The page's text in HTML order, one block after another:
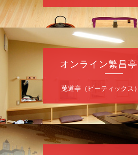
定 2F全席自由
前売2,000円 当日
当日共1,000円
お問合せ：落語ファ
8月 9 日（日）
昼席：番組案内
桂二豆／露の瑞／桂き
（似顔絵）／桂三扇／
笑利／笑福亭仁福／幸
若
オンライン繁昌亭
莵道亭（ピーティックス